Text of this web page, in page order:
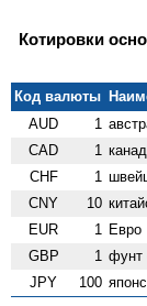
Котировки
Код валюты
AUD
1
CAD 1
CHF 1
CNY 10
EUR 1 Евро
GBP 1 фунт
JPY 100